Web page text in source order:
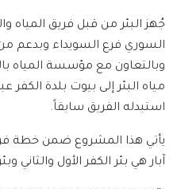
جُهز البئر من قبل فريق المياه
السوري فرع السويداء وبدعم من
وبالتعاون مع مؤسسة المياه
مياه البئر إلى بيوت بلدة الكفر
استبدله الفريق سابقاً.
آبار هي بئر الكفر الأول والثاني